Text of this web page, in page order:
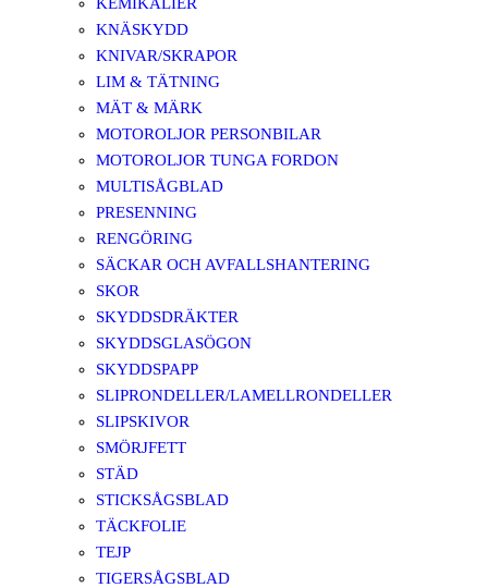
KNÄSKYDD
KNIVAR/SKRAPOR
LIM & TÄTNING
MÄT & MÄRK
MOTOROLJOR PERSONBILAR
MOTOROLJOR TUNGA FORDON
MULTISÅGBLAD
PRESENNING
RENGÖRING
SÄCKAR OCH AVFALLSHANTERING
SKOR
SKYDDSDRÄKTER
SKYDDSGLASÖGON
SKYDDSPAPP
SLIPRONDELLER/LAMELLRONDELLER
SLIPSKIVOR
SMÖRJFETT
STÄD
STICKSÅGSBLAD
TÄCKFOLIE
TEJP
TIGERSÅGSBLAD